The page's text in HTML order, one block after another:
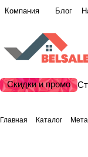
Компания Блог
Скидки и промо
Главная Каталог